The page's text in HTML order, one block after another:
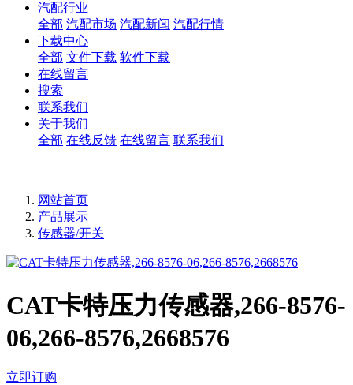
汽配行业
全部 汽配市场 汽配新闻 汽配行情
下载中心
全部 文件下载 软件下载
在线留言
搜索
联系我们
关于我们
全部 在线反馈 在线留言 联系我们
网站首页
产品展示
传感器/开关
CAT卡特压力传感器,266-8576-
06,266-8576,2668576
立即订购